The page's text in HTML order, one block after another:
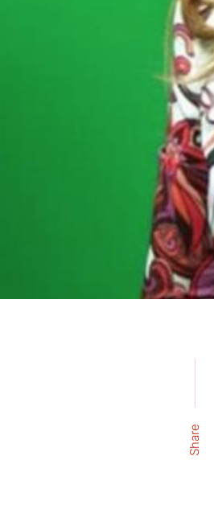
Share